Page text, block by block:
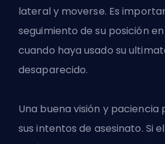
lateral y moverse. Es
seguimiento de su posición
cuando haya usado su
desaparecido.
Una buena visión y paciencia
sus intentos de asesinato. Si